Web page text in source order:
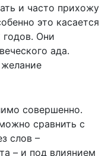
и часто прихожу
это касается
годов. Они
ада.
совершенно.
сравнить с
слов –
– и под влиянием